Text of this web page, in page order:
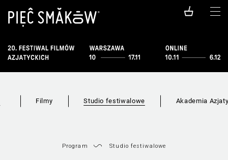
Filmy Studio festiwalowe Akademia
Program Studio festiwalowe